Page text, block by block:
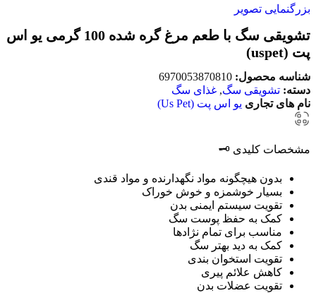
بزرگنمایی تصویر
تشویقی سگ با طعم مرغ گره شده 100 گرمی یو اس
پت (uspet)
شناسه محصول: 6970053870810
دسته: تشویقی سگ, غذای سگ
نام های تجاری یو اس پت (Us Pet)
مشخصات کلیدی 🗝️
بدون هیچگونه مواد نگهدارنده و مواد قندی
بسیار خوشمزه و خوش خوراک
تقویت سیستم ایمنی بدن
کمک به حفظ پوست سگ
مناسب برای تمام نژادها
کمک به دید بهتر سگ
تقویت استخوان بندی
کاهش علائم پیری
تقویت عضلات بدن